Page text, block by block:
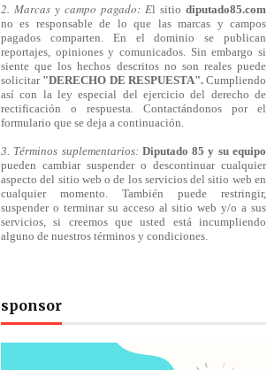
2. Marcas y campo pagado: El sitio diputado85.com
no es responsable de lo que las marcas y campos
pagados comparten. En el dominio se publican
reportajes, opiniones y comunicados. Sin embargo si
siente que los hechos descritos no son reales puede
solicitar "DERECHO DE RESPUESTA".Cumpliendo
así con la ley especial del ejercicio del derecho de
rectificación o respuesta. Contactándonos por el
formulario que se deja a continuación.
3. Términos suplementarios: Diputado 85 y su equipo
pueden cambiar suspender o descontinuar cualquier
aspecto del sitio web o de los servicios del sitio web en
cualquier momento. También puede restringir,
suspender o terminar su acceso al sitio web y/o a sus
servicios, si creemos que usted está incumpliendo
alguno de nuestros términos y condiciones.
sponsor